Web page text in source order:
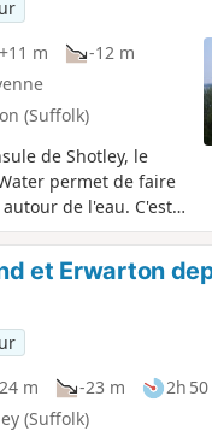
+11 m
-12 m
(Suffolk)
de Shotley, le
permet de faire
de l'eau. C'est
qui ne nécessite
Il suffit de garder
de continuer à
des paysages, entre
et même collines
offre un décor qui
de la balade. Dans
super balade avec
et des vues toujours
et Erwarton
m -23 m 2h 50
(Suffolk)